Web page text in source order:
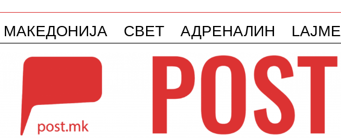
МАКЕДОНИЈА СВЕТ АДРЕНАЛИН LAJME